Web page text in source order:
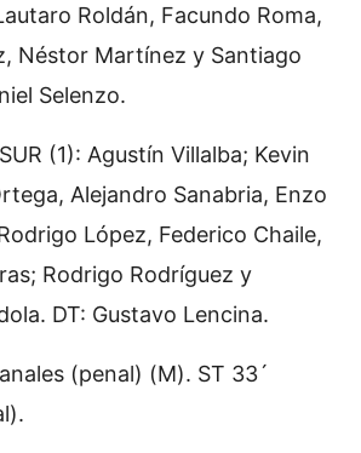
Roldán, Facundo Roma,
Néstor Martínez y Santiago
Selenzo.
(1): Agustín Villalba; Kevin
Alejandro Sanabria, Enzo
López, Federico Chaile,
Rodrigo Rodríguez y
DT: Gustavo Lencina.
(penal) (M). ST 33´